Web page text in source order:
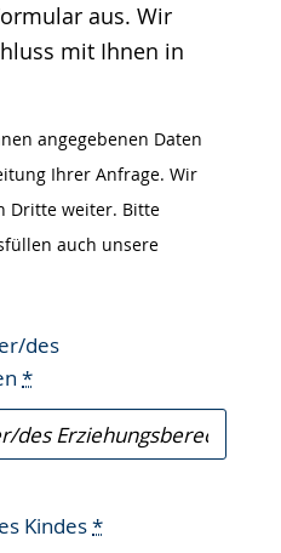
aus. Wir
mit Ihnen in
angegebenen Daten
Ihrer Anfrage. Wir
Dritte weiter. Bitte
auch unsere
des
*
Kindes*